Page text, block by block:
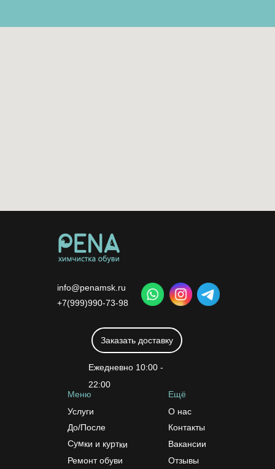
Заказать доставку
Меню
Услуги
До/После
Сумки и куртки
Ремонт обуви
Контакты
О нас
Вакансии
Отзывы
Ещё
Ежедневно 10:00 -
22:00
info@penamsk.ru
+7(999)990-73-98